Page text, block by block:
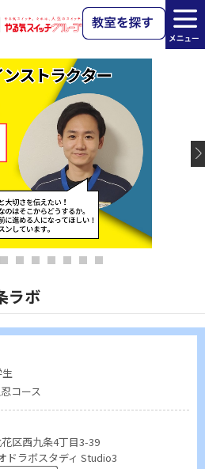
ラボ
コース
区西九条4丁目3-39
ラボスタディ Studio3